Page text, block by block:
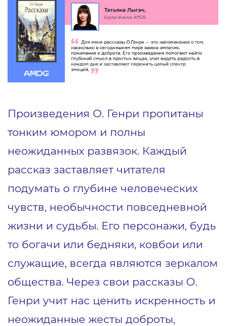
Произведения О. Генри пропитаны
тонким юмором и полны
неожиданных развязок. Каждый
рассказ заставляет читателя
подумать о глубине человеческих
чувств, необычности повседневной
жизни и судьбы. Его персонажи, будь
то богачи или бедняки, ковбои или
служащие, всегда являются зеркалом
общества. Через свои рассказы О.
Генри учит нас ценить искренность и
неожиданные жесты доброты,